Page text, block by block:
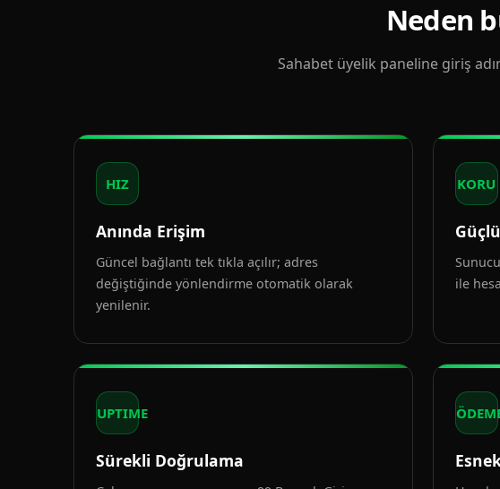
Neden
Sahabet üyelik paneline giriş
HIZ
Anında Erişim
Güncel bağlantı tek tıkla açılır; adres
değiştiğinde yönlendirme otomatik olarak
yenilenir.
KORU
ile
UPTIME
Sürekli Doğrulama